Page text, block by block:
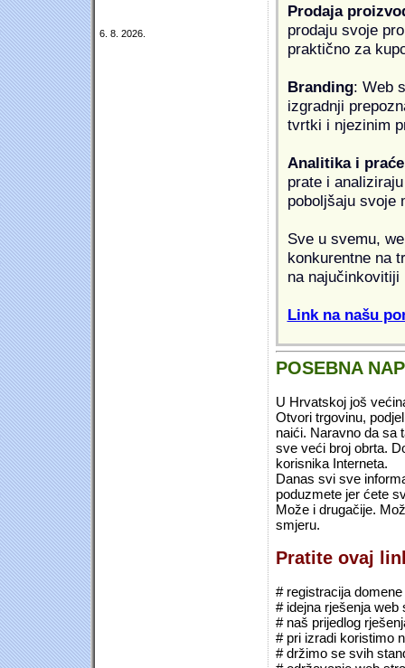
6. 8. 2026.
Prodaja
prodaju svoje
praktično za
Branding: Web
izgradnji
tvrtki i njezinim
Analitika i
prate i
poboljšaju svoje
Sve u svemu,
konkurentne na
na najučinkovitiji
Link na našu
POSEBNA
U Hrvatskoj još
Otvori trgovinu,
naići. Naravno da sa
sve veći broj obrta.
korisnika Interneta.
Danas svi sve
poduzmete jer ćete
Može i drugačije.
smjeru.
Pratite ovaj
# registracija
# idejna rješenja web
# naš prijedlog
# pri izradi koristimo
# držimo se svih